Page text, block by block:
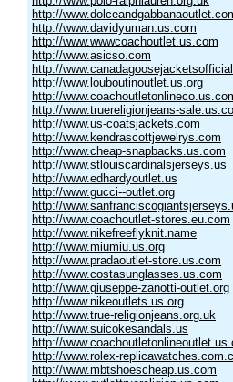
http://
http://www.davidyuman.us.com
http://www.wwwcoachoutlet.us.com
http://www.asicso.com
http://
http://www.louboutinoutlet.us.org
http://
http://www.truereligionjeans-
http://www.us-coatsjackets.com
http://www.kendrascottjewelrys.com
http://www.cheap-snapbacks.us.com
http://www.stlouiscardinalsjerseys.us
http://www.edhardyoutlet.us
http://www.gucci--outlet.org
http://
http://www.coachoutlet-stores.eu.com
http://www.nikefreeflyknit.name
http://www.miumiu.us.org
http://www.pradaoutlet-store.us.com
http://www.costasunglasses.us.com
http://www.giuseppe-zanotti-outlet.org
http://www.nikeoutlets.us.org
http://www.true-religionjeans.org.uk
http://www.suicokesandals.us
http://
http://www.rolex-
http://www.mbtshoescheap.us.com